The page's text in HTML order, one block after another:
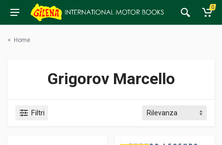
0
< Home
Grigorov Marcello
Filtri